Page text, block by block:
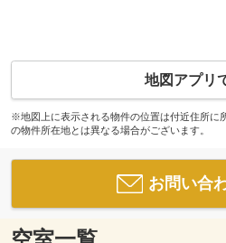
地図アプリ
※地図上に表示される物件の位置は付近住所に
の物件所在地とは異なる場合がございます。
お問い合